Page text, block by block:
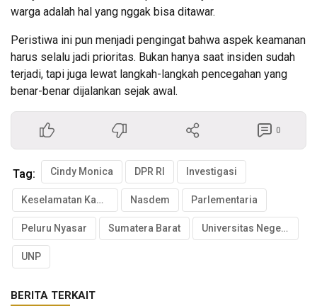
warga adalah hal yang nggak bisa ditawar.
Peristiwa ini pun menjadi pengingat bahwa aspek keamanan
harus selalu jadi prioritas. Bukan hanya saat insiden sudah
terjadi, tapi juga lewat langkah-langkah pencegahan yang
benar-benar dijalankan sejak awal.
0
Tag: Cindy Monica DPR RI Investigasi
Keselamatan Kampus Nasdem Parlementaria
Peluru Nyasar Sumatera Barat Universitas Negeri Padang
UNP
BERITA TERKAIT